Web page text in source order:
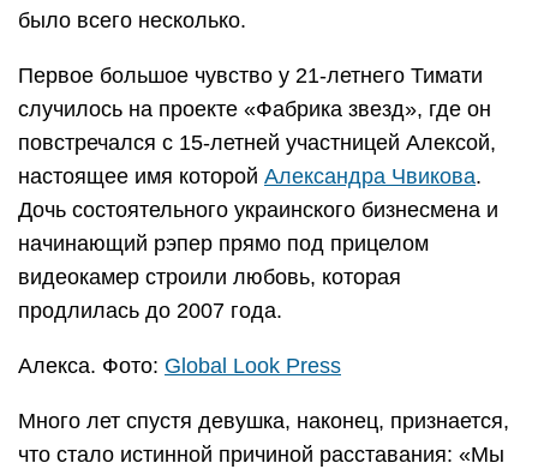
было всего несколько.
Первое большое чувство у 21-летнего Тимати
случилось на проекте «Фабрика звезд», где он
повстречался с 15-летней участницей Алексой,
настоящее имя которой Александра Чвикова.
Дочь состоятельного украинского бизнесмена и
начинающий рэпер прямо под прицелом
видеокамер строили любовь, которая
продлилась до 2007 года.
Алекса. Фото: Global Look Press
Много лет спустя девушка, наконец, признается,
что стало истинной причиной расставания: «Мы